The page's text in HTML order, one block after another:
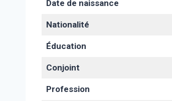
Date de naissance
Nationalité
Éducation
Conjoint
Profession